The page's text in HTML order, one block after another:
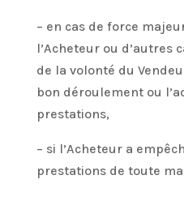
– en cas de force
l’Acheteur ou d’autres
de la volonté du
bon déroulement ou
prestations,
– si l’Acheteur a
prestations de toute